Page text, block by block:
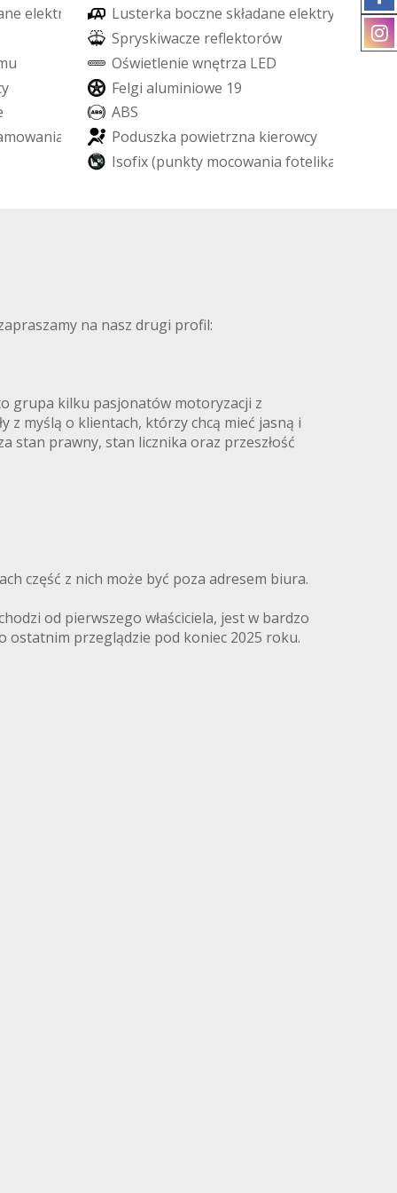
ne elektr nie Lusterka boczne składane elektry
e
Spryskiwacze refektorów
u Oświetlenie wnętrza LED
y Felgi aluminiowe 19
ABS
mowania Poduszka powietrzna kierowcy
Isofix (punkty mocowania fotelika
na nasz drugi profil:
grupa kilku pasjonatów motoryzacji z
z myślą o klientach, którzy chcą mieć jasną i
stan prawny, stan licznika oraz przeszłość
część z nich może być poza adresem biura.
od pierwszego właściciela, jest w bardzo
ostatnim przeglądzie pod koniec 2025 roku.